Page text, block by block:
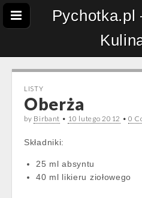
Pychotka.pl
LISTY
Oberża
by Birbant • 10 lutego 2012 •0
Składniki:
25 ml absyntu
40 ml likieru ziołowego